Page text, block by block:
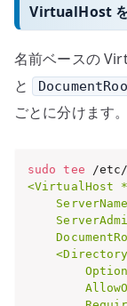
VirtualHost
名前ベースの
と
ごとに分けます。
sudo tee /etc/
<VirtualHost